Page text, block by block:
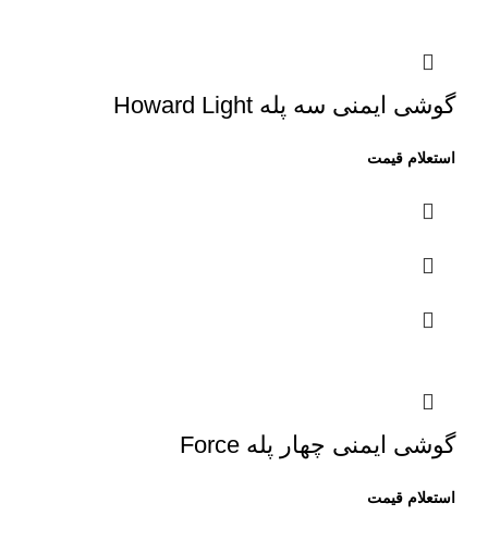
گوشی ایمنی سه پله Howard Light
گوشی ایمنی چهار پله Force